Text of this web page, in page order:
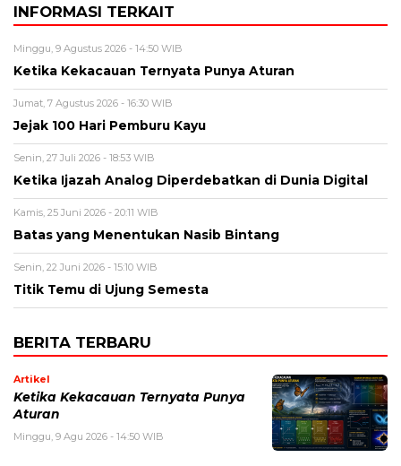
INFORMASI TERKAIT
Minggu, 9 Agustus 2026 - 14:50 WIB
Ketika Kekacauan Ternyata Punya Aturan
Jumat, 7 Agustus 2026 - 16:30 WIB
Jejak 100 Hari Pemburu Kayu
Senin, 27 Juli 2026 - 18:53 WIB
Ketika Ijazah Analog Diperdebatkan di Dunia Digital
Kamis, 25 Juni 2026 - 20:11 WIB
Batas yang Menentukan Nasib Bintang
Senin, 22 Juni 2026 - 15:10 WIB
Titik Temu di Ujung Semesta
BERITA TERBARU
Artikel
Ketika Kekacauan Ternyata Punya
Aturan
Minggu, 9 Agu 2026 - 14:50 WIB